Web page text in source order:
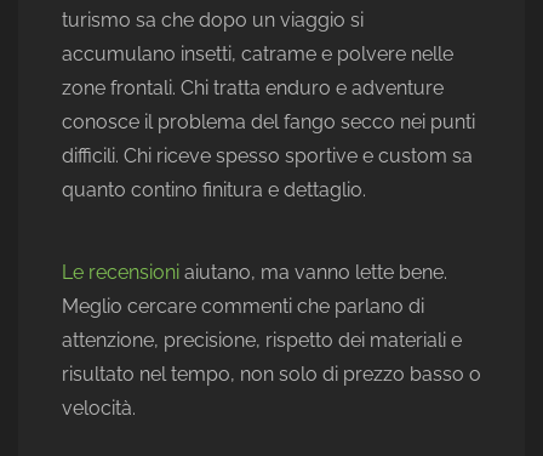
turismo sa che dopo un viaggio si
accumulano insetti, catrame e polvere nelle
zone frontali. Chi tratta enduro e adventure
conosce il problema del fango secco nei punti
difficili. Chi riceve spesso sportive e custom sa
quanto contino finitura e dettaglio.
Le recensioni aiutano, ma vanno lette bene.
Meglio cercare commenti che parlano di
attenzione, precisione, rispetto dei materiali e
risultato nel tempo, non solo di prezzo basso o
velocità.